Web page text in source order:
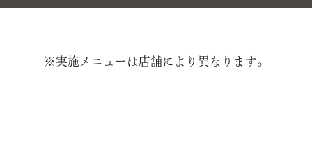
※実施メニューは店舗により異なります。